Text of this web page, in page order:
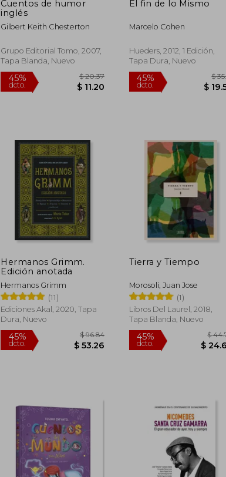
Cuentos de humor
inglés
Gilbert Keith Chesterton
Grupo Editorial Tomo, 2007,
Tapa Blanda, Nuevo
45%
dcto.
El fin de lo Mismo
Marcelo Cohen
Hueders, 2012, 1 Edición,
Tapa Dura, Nuevo
45%
dcto.
Hermanos Grimm.
Edición anotada
Hermanos Grimm
(11)
Ediciones Akal, 2020, Tapa
Dura, Nuevo
45%
dcto.
Tierra y Tiempo
Morosoli, Juan Jose
(1)
Libros Del Laurel, 2018,
Tapa Blanda, Nuevo
45%
dcto.